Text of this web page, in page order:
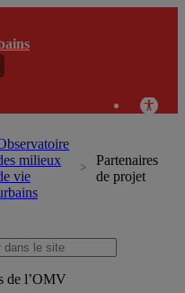
milieux
vie
Partenaires
de projet
de l’OMV